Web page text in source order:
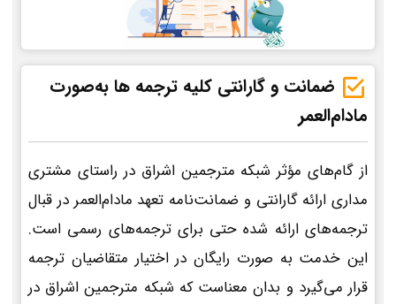
ضمانت و گارانتی کلیه ترجمه ها به‌صورت
مادام‌العمر
از گام‌های مؤثر شبکه مترجمین اشراق در راستای مشتری
مداری ارائه گارانتی و ضمانت‌نامه تعهد مادام‌العمر در قبال
ترجمه‌های ارائه شده حتی برای ترجمه‌های رسمی است.
این خدمت به صورت رایگان در اختیار متقاضیان ترجمه
قرار می‌گیرد و بدان معناست که شبکه مترجمین اشراق در